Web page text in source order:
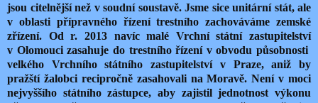
jsou citelnější než v soudní soustavě. Jsme sice unitární stát, ale
v oblasti přípravného řízení trestního zachováváme zemské
zřízení. Od r. 2013 navíc malé Vrchní státní zastupitelství
v Olomouci zasahuje do trestního řízení v obvodu působnosti
velkého Vrchního státního zastupitelství v Praze, aniž by
pražští žalobci recipročně zasahovali na Moravě. Není v moci
nejvyššího státního zástupce, aby zajistil jednotnost výkonu